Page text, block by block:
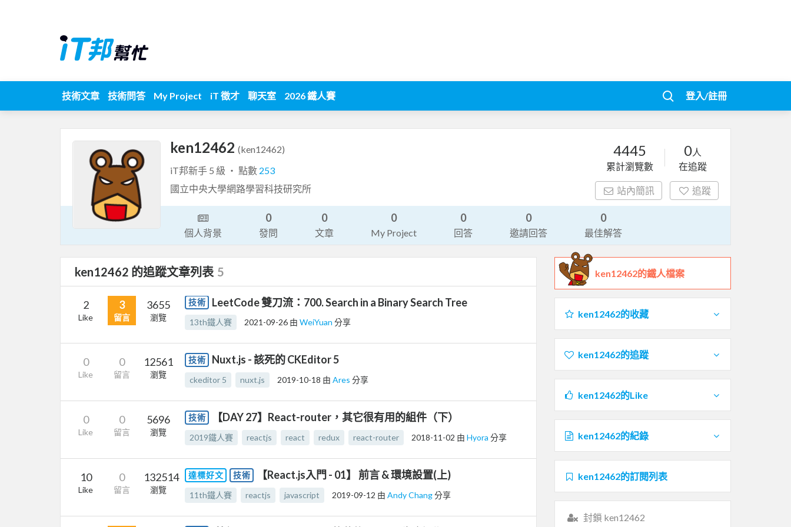
技術文章 技術問答 My Project iT 徵才 聊天室 2026 鐵人賽 登入/註冊
ken12462 (ken12462)
iT邦新手 5 級 ‧ 點數 253
國立中央大學網路學習科技研究所
4445
累計瀏覽數
0人
在追蹤
站內簡訊 追蹤
個人背景
0
發問
0
文章
0
My Project
0
回答
0
邀請回答
0
最佳解答
ken12462 的追蹤文章列表 5
2
Like
3
留言
3655
瀏覽
技術 LeetCode 雙刀流：700. Search in a Binary Search Tree
13th鐵人賽 2021-09-26 由 WeiYuan 分享
0
Like
0
留言
12561
瀏覽
技術 Nuxt.js - 該死的 CKEditor 5
ckeditor 5 nuxt.js 2019-10-18 由 Ares 分享
0
Like
0
留言
5696
瀏覽
技術 【DAY 27】React-router，其它很有用的組件（下）
2019鐵人賽 reactjs react redux react-router 2018-11-02 由 Hyora 分享
10
Like
0
留言
132514
瀏覽
達標好文 技術 【React.js入門 - 01】 前言 & 環境設置(上)
11th鐵人賽 reactjs javascript 2019-09-12 由 Andy Chang分享
ken12462的鐵人檔案
ken12462的收藏
ken12462的追蹤
ken12462的Like
ken12462的紀錄
ken12462的訂閱列表
封鎖 ken12462